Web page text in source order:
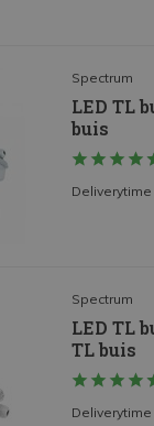
Spectrum
LED TL
buis
Deliverytime
Spectrum
LED TL
TL buis
Deliverytime